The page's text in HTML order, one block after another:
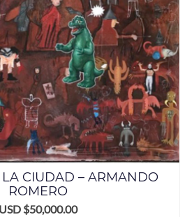
CIUDAD – ARMANDO
ROMERO
USD $50,000.00